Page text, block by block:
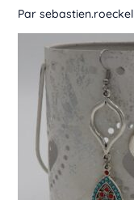
Par sebastien.roeckel